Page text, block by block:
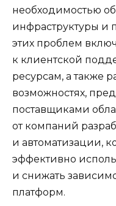
необходимостью
инфраструктуры и
этих проблем
к клиентской
ресурсам, а также
возможностях,
поставщиками
от компаний
и автоматизации,
эффективно
и снижать
платформ.